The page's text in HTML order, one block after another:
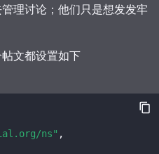
理讨论；他们只是想发发牢
文都设置如下
ns" ,